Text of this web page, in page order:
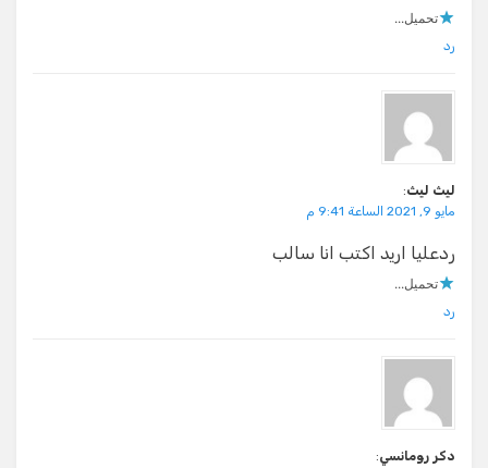
تحميل...
رد
ليث ليث:
مايو 9, 2021 الساعة 9:41 م
ردعليا اريد اكتب انا سالب
تحميل...
رد
دكر رومانسي: